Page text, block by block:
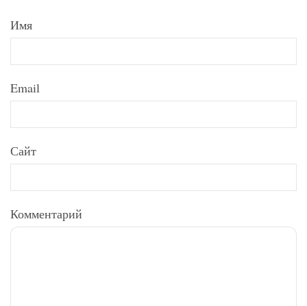
Имя
Email
Сайт
Комментарий